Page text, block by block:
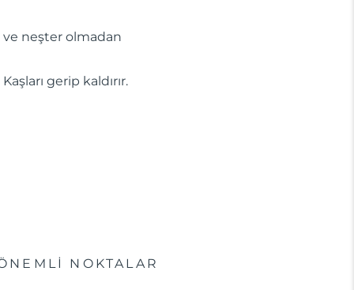
ve neşter olmadan
gerip kaldırır.
NOKTALAR